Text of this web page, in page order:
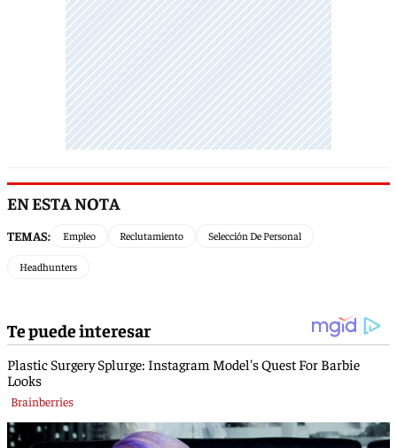
EN ESTA NOTA
TEMAS: Empleo Reclutamiento Selección De Personal
Headhunters